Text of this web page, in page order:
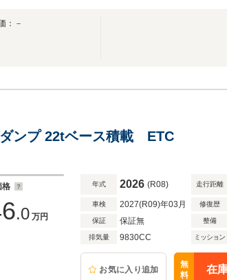
：－
ンプ 22tベース積載 ETC
格
.0 万円
年式 2026 (R08) 走行距離
車検 2027(R09)年03月 修復歴
保証 保証無 整備
排気量 9830CC ミッション
お気に入り追加
無
料
在